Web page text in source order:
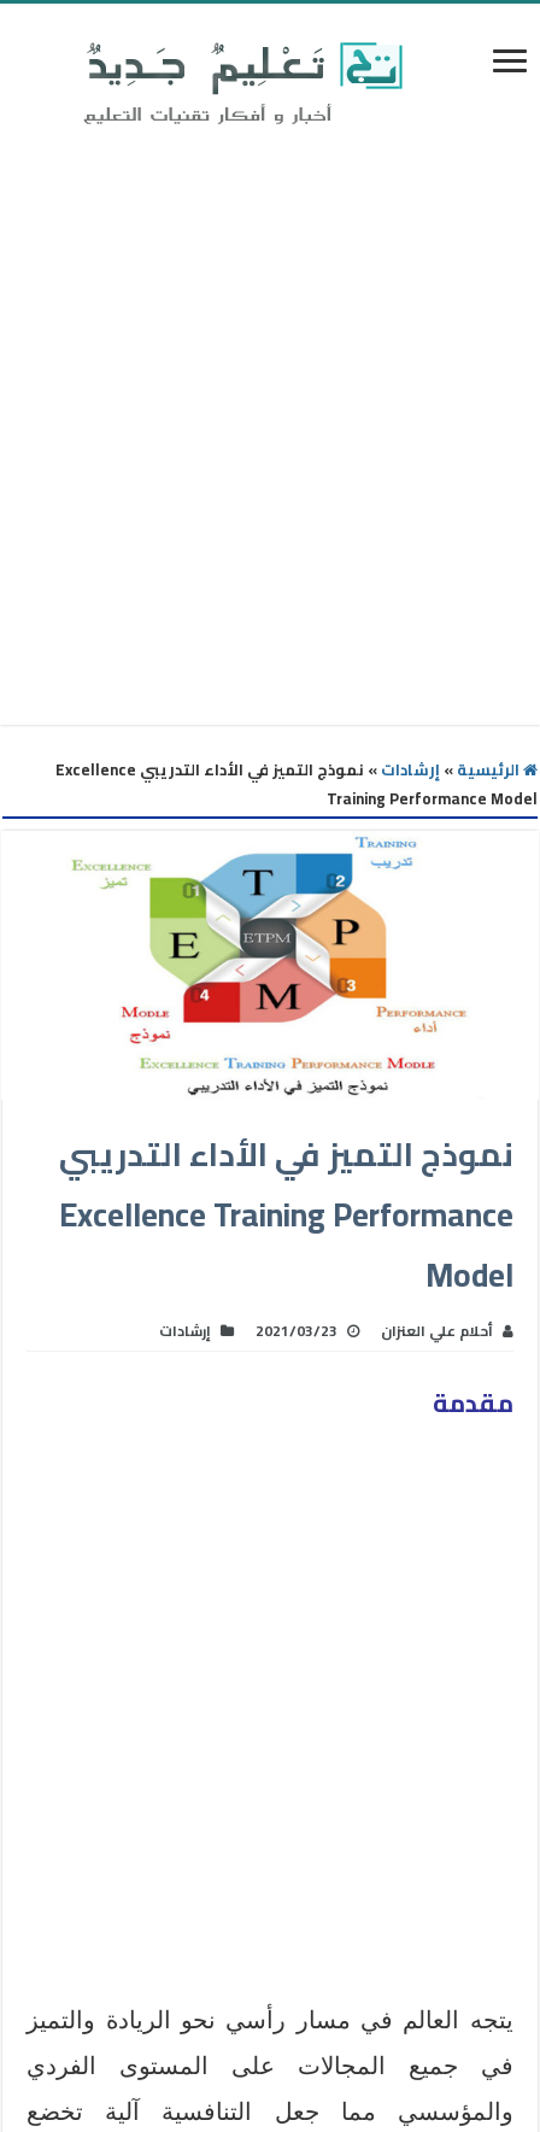
الرئيسية» إرشادات»
نموذج التميز في الأداء التدريبي Excellence
Training Performance Model
نموذج التميز في الأداء التدريبي
Excellence Training Performance
Model
أحلام علي العنزان 2021/03/23 إرشادات
مقدمة
يتجه العالم في مسار رأسي نحو الريادة والتميز
في جميع المجالات على المستوى الفردي
والمؤسسي مما جعل التنافسية آلية تخضع